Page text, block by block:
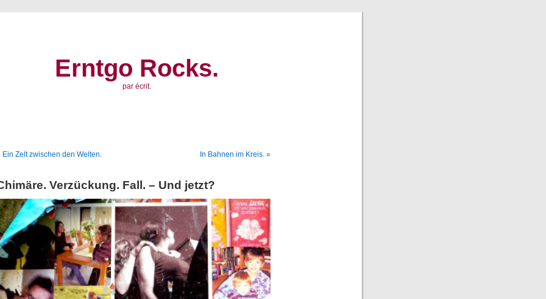
Erntgo Rocks.
par écrit.
Ein Zelt zwischen den Welten. In Bahnen im Kreis. »
Verzückung. Fall. – Und jetzt?